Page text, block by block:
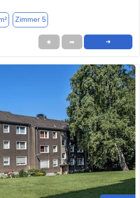
Zimmer 5
★ ➦ ➜